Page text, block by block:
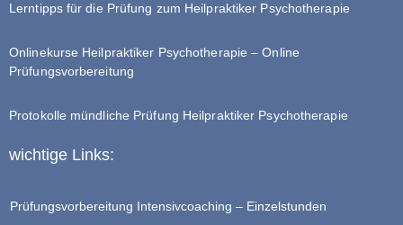
Lerntipps für die Prüfung zum Heilpraktiker Psychotherapie
Onlinekurse Heilpraktiker Psychotherapie – Online
Prüfungsvorbereitung
Protokolle mündliche Prüfung Heilpraktiker Psychotherapie
wichtige Links:
Prüfungsvorbereitung Intensivcoaching – Einzelstunden